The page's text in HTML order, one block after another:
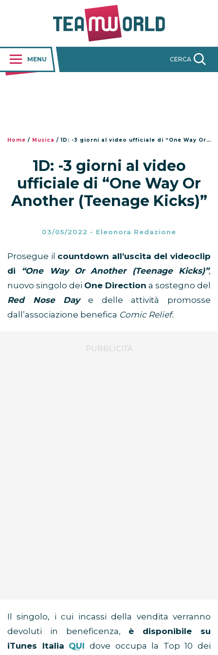
MENU CERCA
Home / Musica /1D: -3 giorni al video ufficiale di “One Way Or Another (Teenage Kicks)”
1D: -3 giorni al video
ufficiale di “One Way Or
Another (Teenage Kicks)”
03/05/2022 - Eleonora Redazione
Prosegue il countdown all’uscita del videoclip
di “One Way Or Another (Teenage Kicks)”,
nuovo singolo dei One Direction a sostegno del
Red Nose Daye delle attività promosse
dall’associazione benefica Comic Relief.
Il singolo, i cui incassi della vendita verranno
devoluti in beneficenza, è disponibile su
iTunes Italia QUI dove occupa la Top 10 dei